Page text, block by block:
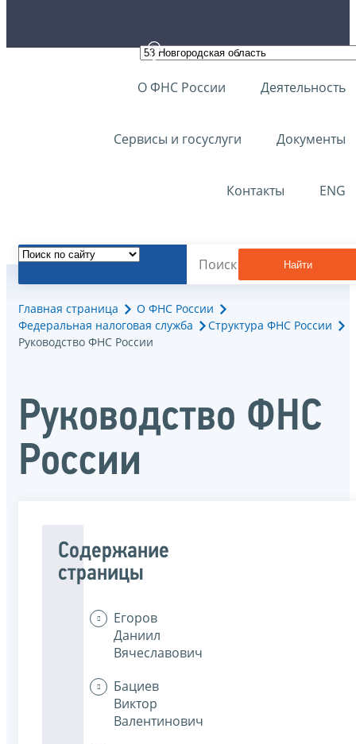
О ФНС России Деятельность
Сервисы и госуслуги Документы
Контакты ENG
Найти
Главная страница
О ФНС России
Федеральная налоговая служба
Структура ФНС России
Руководство ФНС России
Руководство ФНС
России
Содержание
страницы
Егоров
Даниил
Вячеславович
Бациев
Виктор
Валентинович